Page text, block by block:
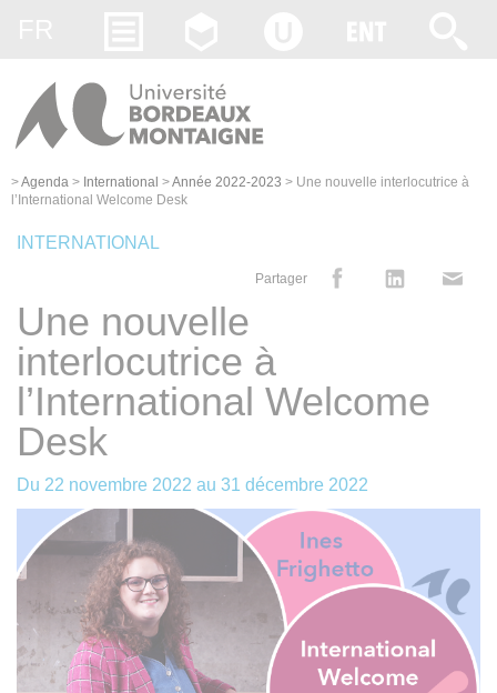
>Agenda > International >Année 2022-2023 > Une nouvelle interlocutrice à
l’International Welcome Desk
INTERNATIONAL
Partager
Une nouvelle
interlocutrice à
l’International Welcome
Desk
Du 22 novembre 2022 au 31 décembre 2022